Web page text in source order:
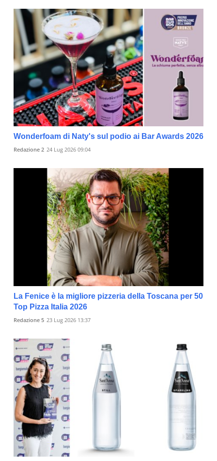
Wonderfoam di Naty's sul podio ai Bar Awards 2026
Redazione 2 24 Lug 2026 09:04
La Fenice è la migliore pizzeria della Toscana per 50
Top Pizza Italia 2026
Redazione 5 23 Lug 2026 13:37